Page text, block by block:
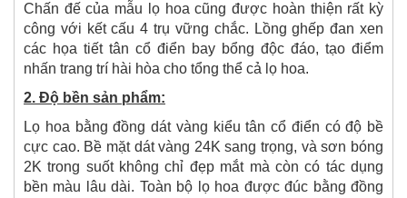
Chấn đế của mẫu lọ hoa cũng được hoàn thiện rất kỳ
công với kết cấu 4 trụ vững chắc. Lồng ghếp đan xen
các họa tiết tân cổ điển bay bổng độc đáo, tạo điểm
nhấn trang trí hài hòa cho tổng thể cả lọ hoa.
2. Độ bền sản phẩm:
Lọ hoa bằng đồng dát vàng kiểu tân cổ điển có độ bề
cực cao. Bề mặt dát vàng 24K sang trọng, và sơn bóng
2K trong suốt không chỉ đẹp mắt mà còn có tác dụng
bền màu lâu dài. Toàn bộ lọ hoa được đúc bằng đồng